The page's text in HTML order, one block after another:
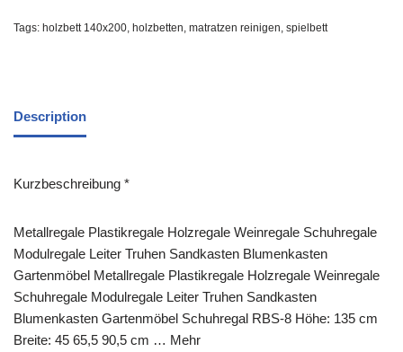
Tags: holzbett 140x200 holzbetten matratzen reinigen spielbett
Description
Kurzbeschreibung *
Metallregale Plastikregale Holzregale Weinregale Schuhregale
Modulregale Leiter Truhen Sandkasten Blumenkasten
Gartenmöbel Metallregale Plastikregale Holzregale Weinregale
Schuhregale Modulregale Leiter Truhen Sandkasten
Blumenkasten Gartenmöbel Schuhregal RBS-8 Höhe: 135 cm
Breite: 45 65,5 90,5 cm … Mehr